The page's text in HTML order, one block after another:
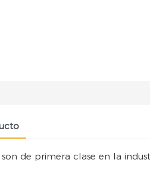
de primera clase en la